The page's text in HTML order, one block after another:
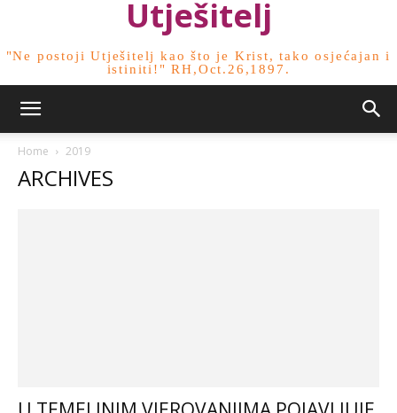
Utješitelj
"Ne postoji Utješitelj kao što je Krist, tako osjećajan i
istiniti!" RH,Oct.26,1897.
Home 2019
ARCHIVES